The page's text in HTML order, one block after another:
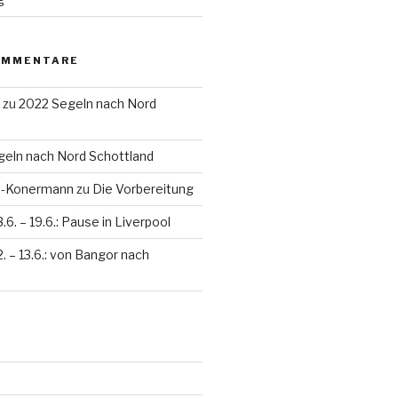
zu 2022 Segeln nach Nord
nach Nord Schottland
Konermann zu Die Vorbereitung
– 19.6.: Pause in Liverpool
– 13.6.: von Bangor nach